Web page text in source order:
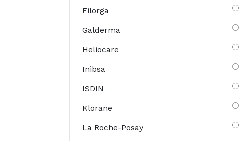
Filorga
Galderma
Heliocare
Inibsa
ISDIN
Klorane
La Roche-Posay